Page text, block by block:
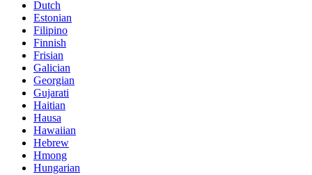
Dutch
Estonian
Filipino
Finnish
Frisian
Galician
Georgian
Gujarati
Haitian
Hausa
Hawaiian
Hebrew
Hmong
Hungarian